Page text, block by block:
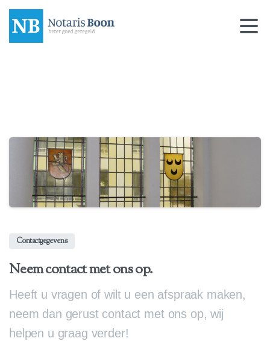
Contactgegevens
Neem contact met ons op.
Heeft u vragen of wilt u een afspraak maken,
neem dan gerust contact met ons op, wij
helpen u graag verder!